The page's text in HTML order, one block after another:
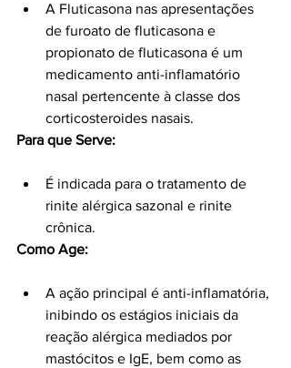
A Fluticasona nas apresentações
de furoato de fluticasona e
propionato de fluticasona é um
medicamento anti-inflamatório
nasal pertencente à classe dos
corticosteroides nasais.
Para que Serve:
É indicada para o tratamento de
rinite alérgica sazonal e rinite
crônica.
Como Age:
A ação principal é anti-inflamatória,
inibindo os estágios iniciais da
reação alérgica mediados por
mastócitos e IgE, bem como as